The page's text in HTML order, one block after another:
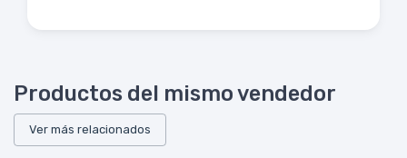
Productos del mismo vendedor
Ver más relacionados